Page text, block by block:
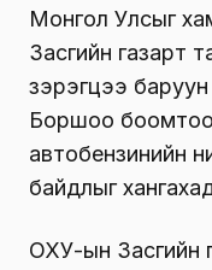
Монгол Улсыг
Засгийн газарт
зэрэгцээ
Боршоо
автобензинийн
байдлыг
ОХУ-ын Засгийн